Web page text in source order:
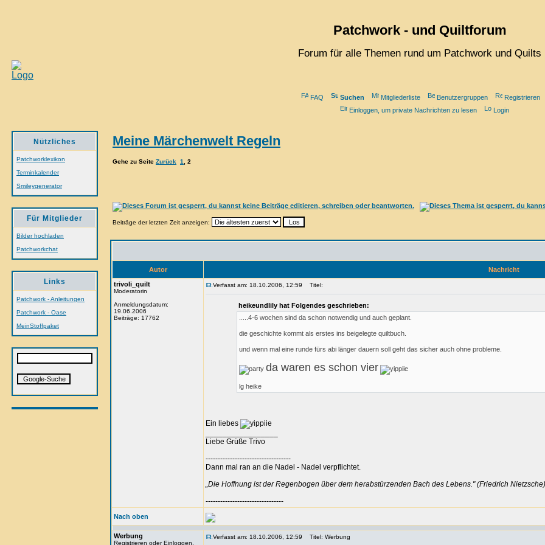
Patchwork - und Quiltforum
Forum für alle Themen rund um Patchwork und Quilts
FAQ Suchen Mitgliederliste Benutzergruppen
Registrieren
Einloggen, um private Nachrichten zu lesen
Login
Nützliches
Patchworklexikon
Terminkalender
Smileygenerator
Für Mitglieder
Bilder hochladen
Patchworkchat
Links
Patchwork - Anleitungen
Patchwork - Oase
MeinStoffpaket
Meine Märchenwelt Regeln
Gehe zu Seite Zurück 1 2
Beiträge der letzten Zeit anzeigen:
Autor
Nachricht
trivoli_quilt
Moderatorin
Anmeldungsdatum:
19.06.2006
Beiträge: 17762
Verfasst am: 18.10.2006, 12:59 Titel:
heikeundlily hat Folgendes geschrieben:
.....4-6 wochen sind da schon notwendig und auch geplant.
die geschichte kommt als erstes ins beigelegte quiltbuch.
und wenn mal eine runde fürs abi länger dauern soll geht das sicher auch ohne probleme.
da waren es schon vier
lg heike
Ein liebes
Liebe Grüße Trivo
-----------------------------------
Dann mal ran an die Nadel - Nadel verpflichtet.
„Die Hoffnung ist der Regenbogen über dem herabstürzenden Bach des Lebens." (Friedrich Nietzsche)
--------------------------------
Nach oben
Werbung
Registrieren oder Einloggen,
Verfasst am: 18.10.2006, 12:59 Titel: Werbung